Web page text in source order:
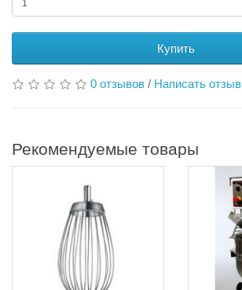
Купить
0 отзывов / Написать отзыв
Рекомендуемые товары